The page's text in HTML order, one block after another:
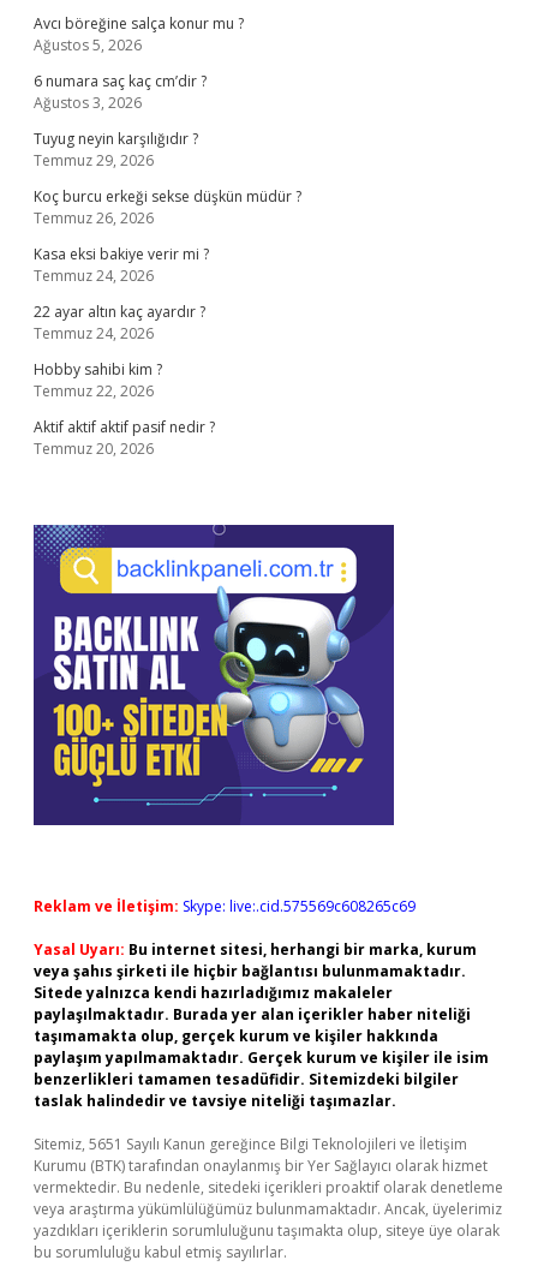
Avcı böreğine salça konur mu ?
Ağustos 5, 2026
6 numara saç kaç cm’dir ?
Ağustos 3, 2026
Tuyug neyin karşılığıdır ?
Temmuz 29, 2026
Koç burcu erkeği sekse düşkün müdür ?
Temmuz 26, 2026
Kasa eksi bakiye verir mi ?
Temmuz 24, 2026
22 ayar altın kaç ayardır ?
Temmuz 24, 2026
Hobby sahibi kim ?
Temmuz 22, 2026
Aktif aktif aktif pasif nedir ?
Temmuz 20, 2026
Reklam ve İletişim: Skype: live:.cid.575569c608265c69
Yasal Uyarı: Bu internet sitesi, herhangi bir marka, kurum
veya şahıs şirketi ile hiçbir bağlantısı bulunmamaktadır.
Sitede yalnızca kendi hazırladığımız makaleler
paylaşılmaktadır. Burada yer alan içerikler haber niteliği
taşımamakta olup, gerçek kurum ve kişiler hakkında
paylaşım yapılmamaktadır. Gerçek kurum ve kişiler ile isim
benzerlikleri tamamen tesadüfidir. Sitemizdeki bilgiler
taslak halindedir ve tavsiye niteliği taşımazlar.
Sitemiz, 5651 Sayılı Kanun gereğince Bilgi Teknolojileri ve İletişim
Kurumu (BTK) tarafından onaylanmış bir Yer Sağlayıcı olarak hizmet
vermektedir. Bu nedenle, sitedeki içerikleri proaktif olarak denetleme
veya araştırma yükümlülüğümüz bulunmamaktadır. Ancak, üyelerimiz
yazdıkları içeriklerin sorumluluğunu taşımakta olup, siteye üye olarak
bu sorumluluğu kabul etmiş sayılırlar.